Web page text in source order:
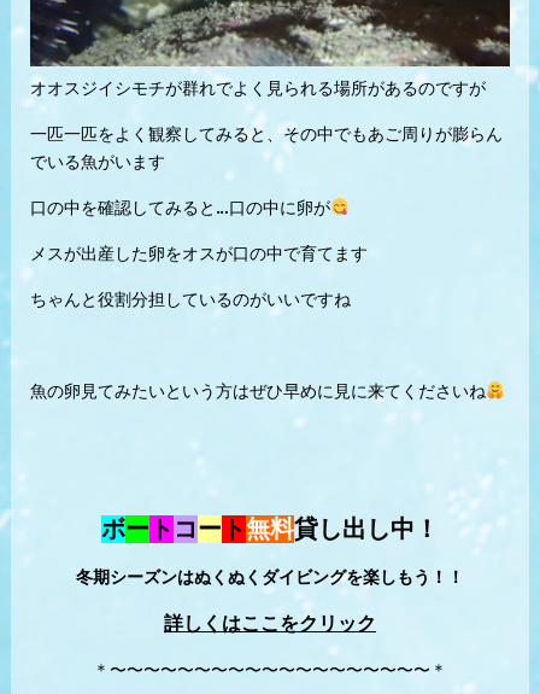
オオスジイシモチが群れでよく見られる場所があるのですが
一匹一匹をよく観察してみると、その中でもあご周りが膨らん
でいる魚がいます
口の中を確認してみると…口の中に卵が
メスが出産した卵をオスが口の中で育てます
ちゃんと役割分担しているのがいいですね
魚の卵見てみたいという方はぜひ早めに見に来てくださいね
ボー ト コー ト無料貸し出し中！
冬期シーズンはぬくぬくダイビングを楽しもう！！
詳しくはここをクリック
＊〜〜〜〜〜〜〜〜〜〜〜〜〜〜〜〜〜〜〜＊